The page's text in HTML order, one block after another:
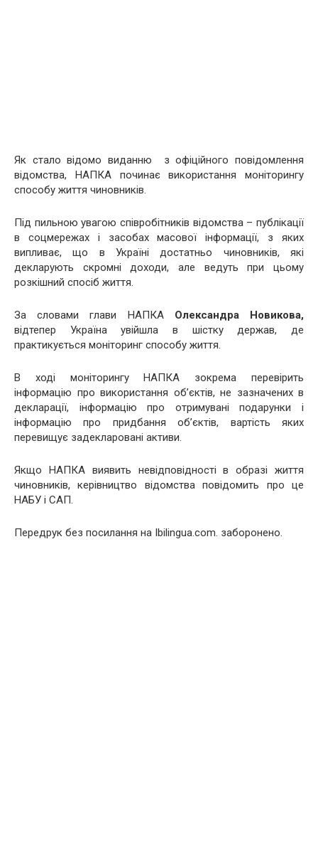
Як стало відомо виданню з офіційного повідомлення
відомства, НАПКА починає використання моніторингу
способу життя чиновників.
Під пильною увагою співробітників відомства – публікації
в соцмережах і засобах масової інформації, з яких
випливає, що в Україні достатньо чиновників, які
декларують скромні доходи, але ведуть при цьому
розкішний спосіб життя.
За словами глави НАПКАОлександра Новикова,
відтепер Україна увійшла в шістку держав, де
практикується моніторинг способу життя.
В ході моніторингу НАПКА зокрема перевірить
інформацію про використання об’єктів, не зазначених в
декларації, інформацію про отримувані подарунки і
інформацію про придбання об’єктів, вартість яких
перевищує задекларовані активи.
Якщо НАПКА виявить невідповідності в образі життя
чиновників, керівництво відомства повідомить про це
НАБУ і САП.
Передрук без посилання на Ibilingua.com. заборонено.